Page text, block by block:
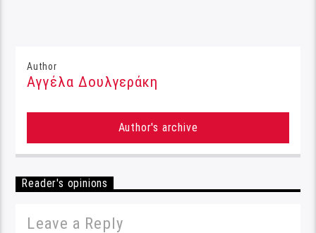
Author
Αγγέλα Δουλγεράκη
Author's archive
Reader's opinions
Leave a Reply